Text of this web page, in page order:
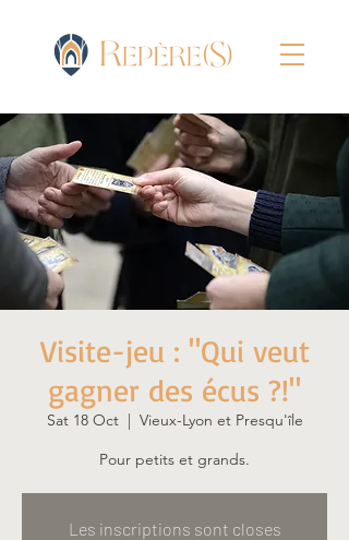
Visite-jeu : "Qui veut
gagner des écus ?!"
Sat 18 Oct
  |
Vieux-Lyon et Presqu'île
Pour petits et grands.
Les inscriptions sont closes